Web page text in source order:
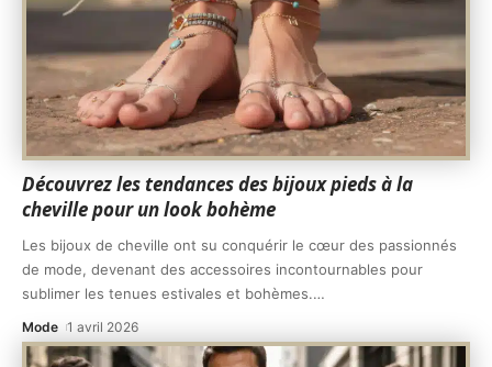
Découvrez les tendances des bijoux pieds à la
cheville pour un look bohème
Les bijoux de cheville ont su conquérir le cœur des passionnés
de mode, devenant des accessoires incontournables pour
sublimer les tenues estivales et bohèmes.…
Mode 1 avril 2026